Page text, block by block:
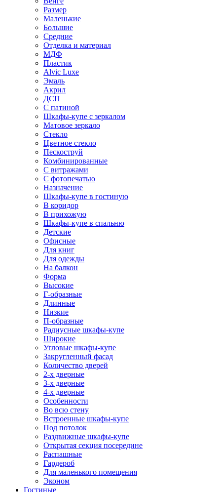
Размер
Маленькие
Большие
Средние
Отделка и материал
МДФ
Пластик
Alvic Luxe
Эмаль
Акрил
ДСП
С патиной
Шкафы-купе с зеркалом
Матовое зеркало
Стекло
Цветное стекло
Пескоструй
Комбинированные
С витражами
С фотопечатью
Назначение
Шкафы-купе в гостиную
В коридор
В прихожую
Шкафы-купе в спальню
Детские
Офисные
Для книг
Для одежды
На балкон
Форма
Высокие
Г-образные
Длинные
Низкие
П-образные
Радиусные шкафы-купе
Широкие
Угловые шкафы-купе
Закругленный фасад
Количество дверей
2-х дверные
3-х дверные
4-х дверные
Особенности
Во всю стену
Встроенные шкафы-купе
Под потолок
Раздвижные шкафы-купе
Открытая секция посередине
Распашные
Гардероб
Для маленького помещения
Эконом
Гостиные